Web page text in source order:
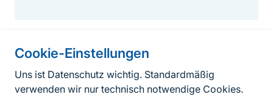
Cookie-Einstellungen
Uns ist Datenschutz wichtig. Standardmäßig
verwenden wir nur technisch notwendige Cookies.
Informationen zur Seite
FußzeileKontakt zum BfN